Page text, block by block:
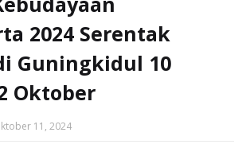
2024 Serentak
Guningkidul 10
Oktober
11, 2024